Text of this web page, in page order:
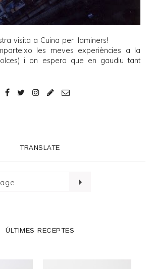
visita a Cuina per llaminers!
les meves experiències a la
i on espero que en gaudiu tant
TRANSLATE
ÚLTIMES RECEPTES